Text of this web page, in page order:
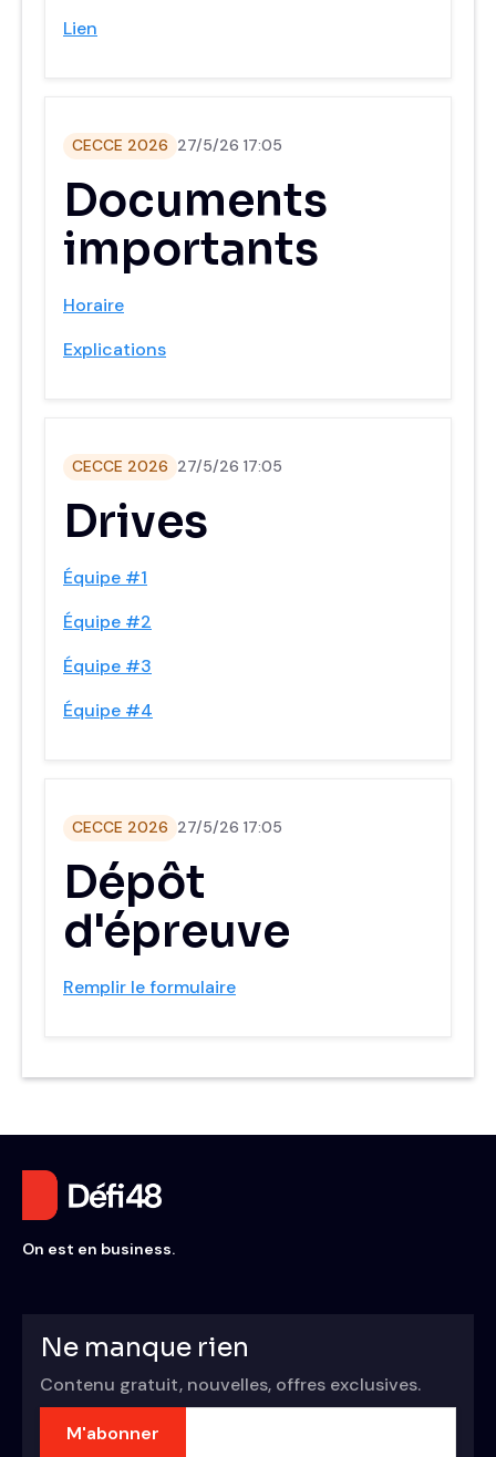
Lien
CECCE 2026 27/5/26 17:05
Documents
importants
Horaire
Explications
CECCE 2026 27/5/26 17:05
Drives
Équipe #1
Équipe #2
Équipe #3
Équipe #4
CECCE 2026 27/5/26 17:05
Dépôt
d'épreuve
Remplir le formulaire
On est en business.
Ne manque rien
Contenu gratuit, nouvelles, offres exclusives.